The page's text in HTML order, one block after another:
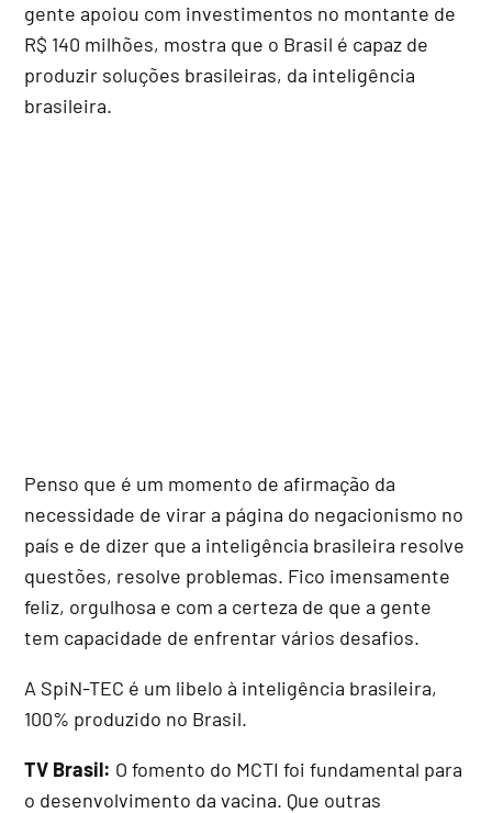
gente apoiou com investimentos no montante de
R$ 140 milhões, mostra que o Brasil é capaz de
produzir soluções brasileiras, da inteligência
brasileira.
Penso que é um momento de afirmação da
necessidade de virar a página do negacionismo no
país e de dizer que a inteligência brasileira resolve
questões, resolve problemas. Fico imensamente
feliz, orgulhosa e com a certeza de que a gente
tem capacidade de enfrentar vários desafios.
A SpiN-TEC é um libelo à inteligência brasileira,
100% produzido no Brasil.
TV Brasil: O fomento do MCTI foi fundamental para
o desenvolvimento da vacina. Que outras